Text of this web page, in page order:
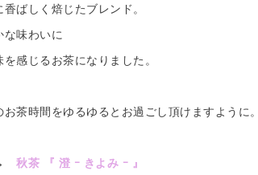
ばしく焙じたブレンド。
な味わいに
感じるお茶になりました。
茶時間をゆるゆるとお過ごし頂けますように。
秋茶 『 澄 ｰ きよみ ｰ 』